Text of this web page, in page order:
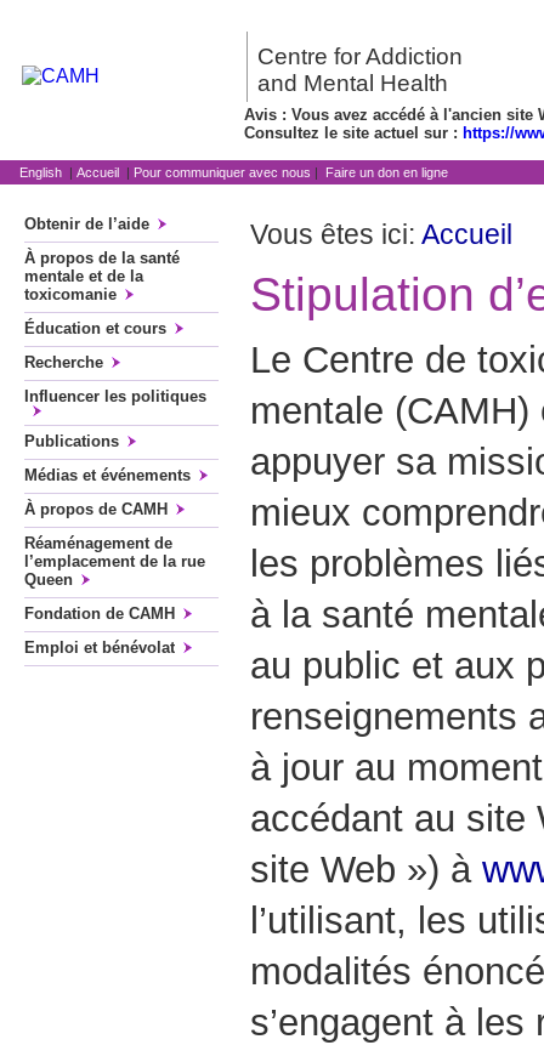
Centre for Addiction
and Mental Health
Avis : Vous avez accédé à l'ancien site
Consultez le site actuel sur : https://
English | Accueil | Pour communiquer avec nous | Faire un don en ligne
Obtenir de l’aide
À propos de la santé
mentale et de la
toxicomanie
Éducation et cours
Recherche
Influencer les politiques
Publications
Médias et événements
À propos de CAMH
Réaménagement de
l’emplacement de la rue
Queen
Fondation de CAMH
Emploi et bénévolat
Vous êtes ici: Accueil
Stipulation
Le Centre de
mentale
appuyer sa
mieux
les problèmes
à la santé
au public et aux
renseignements
à jour au
accédant au site
site Web ») à
l’utilisant, les
modalités
s’engagent à